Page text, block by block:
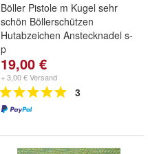
Böller Pistole m Kugel sehr
schön Böllerschützen
Hutabzeichen Anstecknadel s-
p
19,00 €
+ 3,00 € Versand
3